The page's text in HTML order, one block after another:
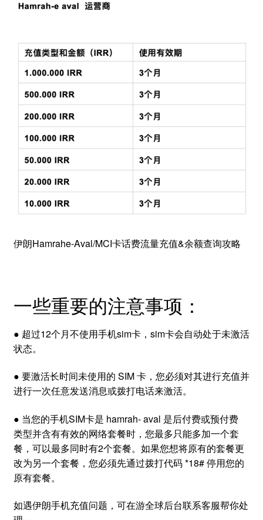
伊朗Hamrahe-Aval/MCI卡话费流量充值&余额查询攻略
一些重要的注意事项：
● 超过12个月不使用手机sim卡，sim卡会自动处于未激活
状态。
● 要激活长时间未使用的 SIM 卡，您必须对其进行充值并
进行一次任意发送消息或拨打电话来激活。
● 当您的手机SIM卡是 hamrah- aval 是后付费或预付费
类型并含有有效的网络套餐时，您最多只能多加一个套
餐，可以最多同时有2个套餐。如果您想将原有的套餐更
改为另一个套餐，您必须先通过拨打代码 *18# 停用您的
原有套餐。
如遇伊朗手机充值问题，可在游全球后台联系客服帮你处